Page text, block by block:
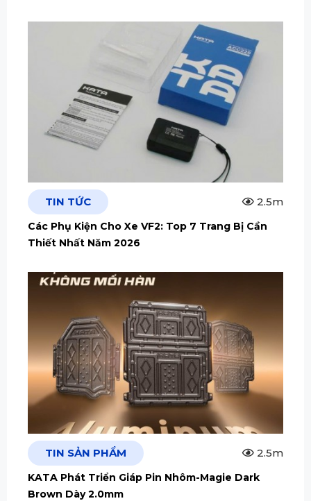
TIN TỨC 2.5m
Các Phụ Kiện Cho Xe VF2: Top 7 Trang Bị Cần
Thiết Nhất Năm 2026
TIN SẢN PHẨM 2.5m
KATA Phát Triển Giáp Pin Nhôm-Magie Dark
Brown Dày 2.0mm